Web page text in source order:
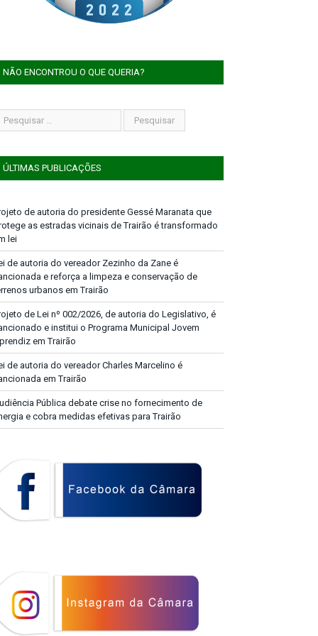
NÃO ENCONTROU O QUE QUERIA?
ÚLTIMAS PUBLICAÇÕES
de autoria do presidente Gessé Maranata que
as estradas vicinais de Trairão é transformado
lei
de autoria do vereador Zezinho da Zane é
e reforça a limpeza e conservação de
urbanos em Trairão
de Lei nº 002/2026, de autoria do Legislativo, é
e institui o Programa Municipal Jovem
em Trairão
de autoria do vereador Charles Marcelino é
em Trairão
Pública debate crise no fornecimento de
e cobra medidas efetivas para Trairão